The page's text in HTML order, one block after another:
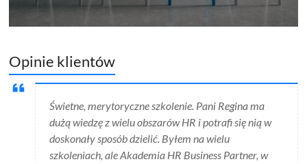
Opinie klientów
Świetne, merytoryczne szkolenie. Pani Regina ma
dużą wiedzę z wielu obszarów HR i potrafi się nią w
doskonały sposób dzielić. Byłem na wielu
szkoleniach, ale Akademia HR Business Partner, w